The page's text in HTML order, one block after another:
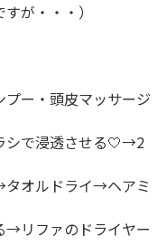
が・・・）
ー・頭皮マッサージ
で浸透させる🤍→2
オルドライ→ヘアミ
リファのドライヤー